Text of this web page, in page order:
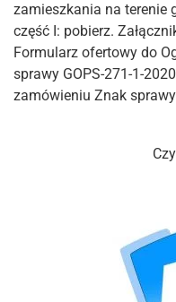
zamieszkania na terenie
część I: pobierz.
Formularz ofertowy do
sprawy GOPS-271-1-
zamówieniu Znak